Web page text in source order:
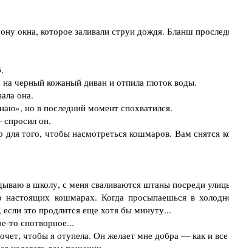
окна, которое заливали струи дождя. Бланш
черный кожаный диван и отпила глоток воды.
она.
но в последний момент спохватился.
он.
того, чтобы насмотреться кошмаров. Вам снятся
в школу, с меня сваливаются штаны посреди
кошмарах. Когда просыпаешься в
это продлится еще хотя бы минуту...
то снотворное...
чтобы я отупела. Он желает мне добра — как и все